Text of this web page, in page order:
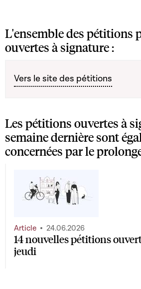
L'ensemble des pétitions
ouvertes à signature :
Vers le site des pétitions
Les pétitions ouvertes à
semaine dernière sont
concernées par le
14 nouvelles pétitions
jeudi
Article 24.06.2026